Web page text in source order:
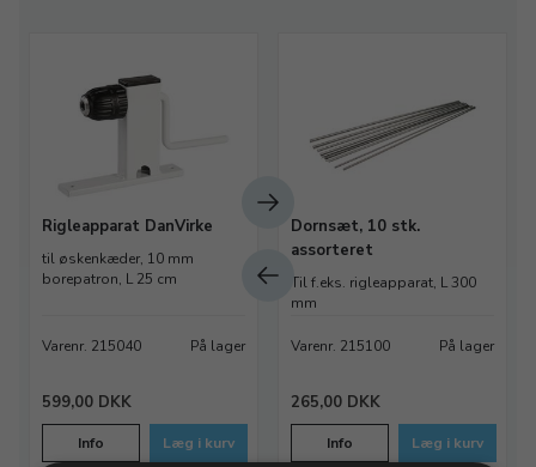
Rigleapparat DanVirke
til øskenkæder, 10 mm
borepatron, L 25 cm
Varenr. 215040 På lager
599,00 DKK
Info Læg i kurv
Dornsæt, 10 stk.
assorteret
Til f.eks. rigleapparat, L 300
mm
Varenr. 215100 På lager
265,00 DKK
Info Læg i kurv